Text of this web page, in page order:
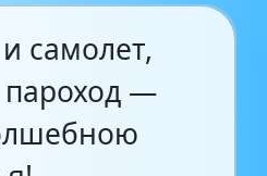
самолет,
—